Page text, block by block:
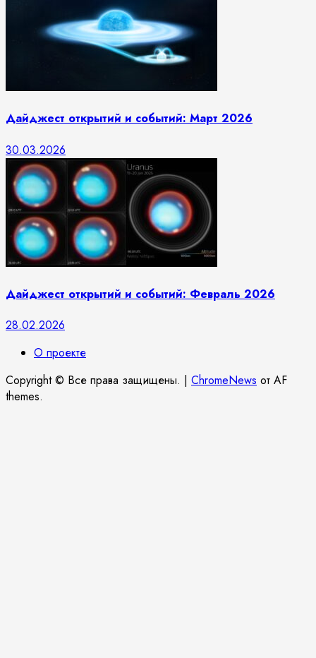
Дайджест открытий и событий: Март 2026
30.03.2026
Дайджест открытий и событий: Февраль 2026
28.02.2026
О проекте
Copyright © Все права защищены. | ChromeNews от AF
themes.